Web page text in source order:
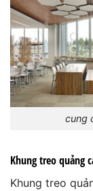
cung
Khung treo quảng
Khung treo